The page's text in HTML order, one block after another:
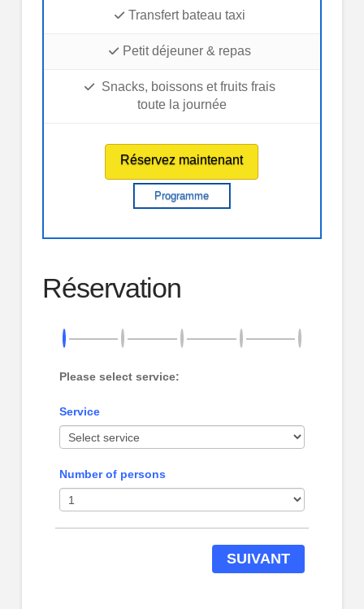
Transfert bateau taxi
Petit déjeuner & repas
Snacks, boissons et fruits frais
toute la journée
Réservez maintenant
Programme
Réservation
Please select service:
Service
Number of persons
SUIVANT